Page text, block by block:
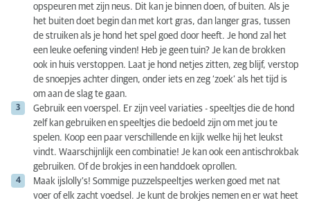
opspeuren met zijn neus. Dit kan je binnen doen, of buiten. Als je
het buiten doet begin dan met kort gras, dan langer gras, tussen
de struiken als je hond het spel goed door heeft. Je hond zal het
een leuke oefening vinden! Heb je geen tuin? Je kan de brokken
ook in huis verstoppen. Laat je hond netjes zitten, zeg blijf, verstop
de snoepjes achter dingen, onder iets en zeg ‘zoek’ als het tijd is
om aan de slag te gaan.
Gebruik een voerspel. Er zijn veel variaties - speeltjes die de hond
zelf kan gebruiken en speeltjes die bedoeld zijn om met jou te
spelen. Koop een paar verschillende en kijk welke hij het leukst
vindt. Waarschijnlijk een combinatie! Je kan ook een antischrokbak
gebruiken. Of de brokjes in een handdoek oprollen.
Maak ijslolly's! Sommige puzzelspeeltjes werken goed met nat
voer of elk zacht voedsel. Je kunt de brokjes nemen en er wat heet